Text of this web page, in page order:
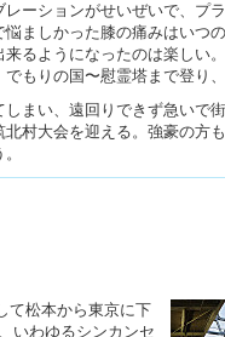
ーションがせいぜいで、プ
ましかった膝の痛みはいつ
るようになったのは楽しい
もりの国〜慰霊塔まで登り
まい、遠回りできず急いで
村大会を迎える。強豪の方
て松本から東京に下
いわゆるシンカンセ